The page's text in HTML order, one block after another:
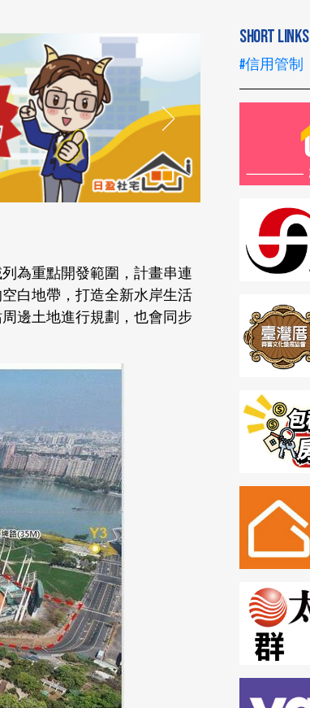
列為重點開發範圍，計畫串連
白地帶，打造全新水岸生活
邊土地進行規劃，也會同步
SHORT LINKS
#信用管制